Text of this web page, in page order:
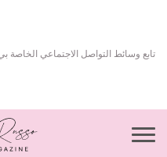
تابع وسائط التواصل الاجتماعي الخاصة